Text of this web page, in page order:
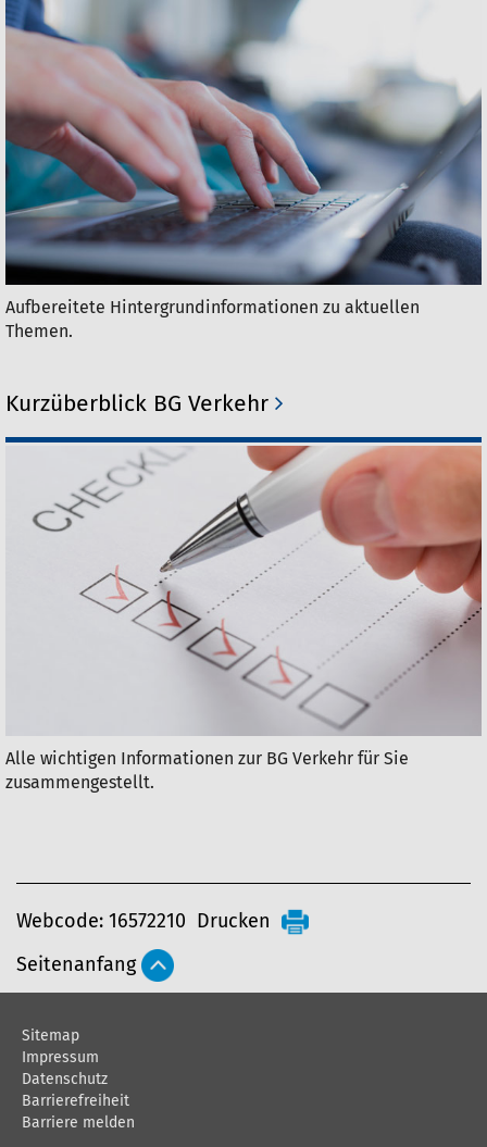
Aufbereitete Hintergrundinformationen zu aktuellen
Themen.
Kurzüberblick BG Verkehr
Alle wichtigen Informationen zur BG Verkehr für Sie
zusammengestellt.
A
r
k
e
Webcode: 16572210 Drucken
Seitenanfang
Sitemap
Impressum
Datenschutz
Barrierefreiheit
Barriere melden